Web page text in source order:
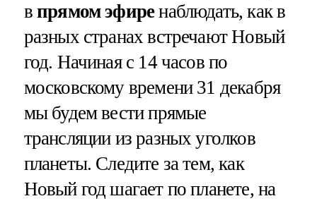
в прямом эфиренаблюдать, как в
разных странах встречают Новый
год. Начиная с 14 часов по
московскому времени 31 декабря
мы будем вести прямые
трансляции из разных уголков
планеты. Следите за тем, как
Новый год шагает по планете, на